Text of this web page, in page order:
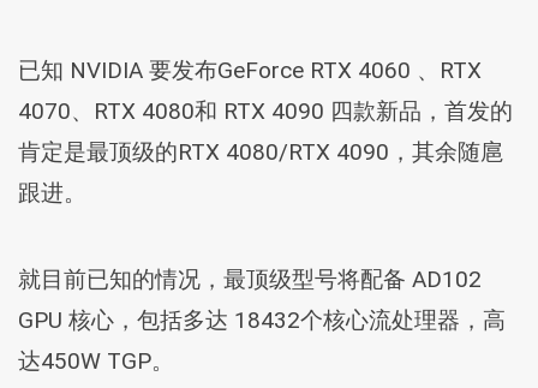
已知 NVIDIA 要发布GeForce RTX 4060 、RTX
4070、RTX 4080和 RTX 4090 四款新品，首发的
肯定是最顶级的RTX 4080/RTX 4090，其余随扈
跟进。
就目前已知的情况，最顶级型号将配备 AD102
GPU 核心，包括多达 18432个核心流处理器，高
达450W TGP。